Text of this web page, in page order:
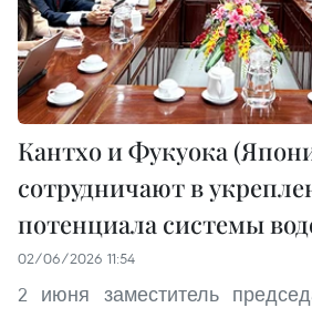
Кантхо и Фукуока
сотрудничают в
потенциала системы
02/06/2026 11:54
2 июня заместитель